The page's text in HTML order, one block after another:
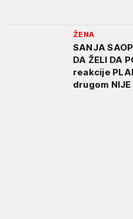
ŽENA
SANJA
DA ŽELI DA
reakcije
drugom NIJE